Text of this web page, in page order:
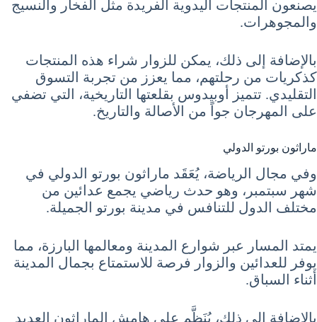
يصنعون المنتجات اليدوية الفريدة مثل الفخار والنسيج
والمجوهرات.
بالإضافة إلى ذلك، يمكن للزوار شراء هذه المنتجات
كذكريات من رحلتهم، مما يعزز من تجربة التسوق
التقليدي. تتميز أوبيدوس بقلعتها التاريخية، التي تضفي
على المهرجان جواً من الأصالة والتاريخ.
ماراثون بورتو الدولي
وفي مجال الرياضة، يُعَقَد ماراثون بورتو الدولي في
شهر سبتمبر، وهو حدث رياضي يجمع عدائين من
مختلف الدول للتنافس في مدينة بورتو الجميلة.
يمتد المسار عبر شوارع المدينة ومعالمها البارزة، مما
يوفر للعدائين والزوار فرصة للاستمتاع بجمال المدينة
أثناء السباق.
بالإضافة إلى ذلك، يُنَظَّم على هامش الماراثون العديد